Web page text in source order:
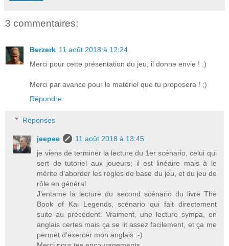
3 commentaires:
Berzerk 11 août 2018 à 12:24
Merci pour cette présentation du jeu, il donne envie ! :)
Merci par avance pour le matériel que tu proposera ! ;)
Répondre
Réponses
jeepee
11 août 2018 à 13:45
je viens de terminer la lecture du 1er scénario, celui qui
sert de tutoriel aux joueurs; il est linéaire mais à le
mérite d'aborder les règles de base du jeu, et du jeu de
rôle en général.
J'entame la lecture du second scénario du livre The
Book of Kai Legends, scénario qui fait directement
suite au précédent. Vraiment, une lecture sympa, en
anglais certes mais ça se lit assez facilement, et ça me
permet d'exercer mon anglais :-)